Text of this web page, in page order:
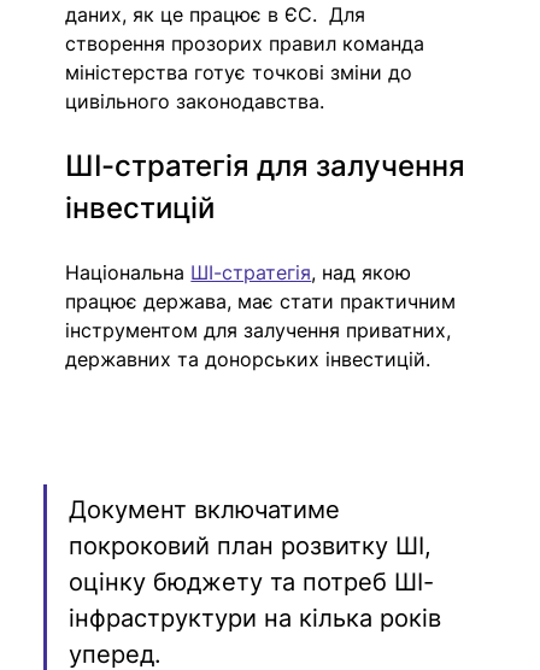
даних, як це працює в ЄС.  Для
створення прозорих правил команда
міністерства готує точкові зміни до
цивільного законодавства.
ШІ-стратегія для залучення
інвестицій
Національна ШІ-стратегія, над якою
працює держава, має стати практичним
інструментом для залучення приватних,
державних та донорських інвестицій.
Документ включатиме
покроковий план розвитку ШІ,
оцінку бюджету та потреб ШІ-
інфраструктури на кілька років
уперед.